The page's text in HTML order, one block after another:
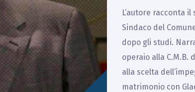
L’autore racconta
Sindaco del
dopo gli studi.
operaio alla C.M.B.
alla scelta
matrimonio con